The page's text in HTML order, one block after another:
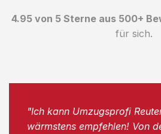
4.95 von 5 Sterne aus 500+
für sich.
"Ich kann Umzugsprofi
wärmstens empfehlen! Von